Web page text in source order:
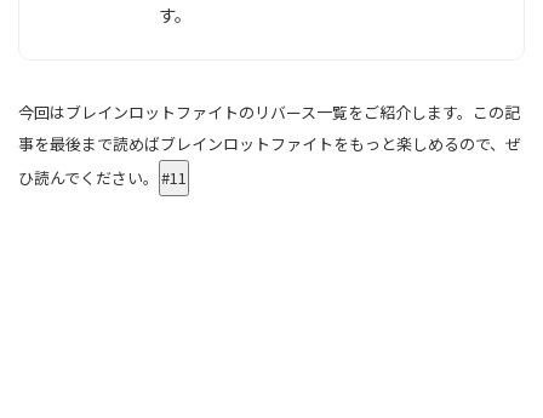
す。
今回はブレインロットファイトのリバース一覧をご紹介します。この記
事を最後まで読めばブレインロットファイトをもっと楽しめるので、ぜ
ひ読んでください。 #11